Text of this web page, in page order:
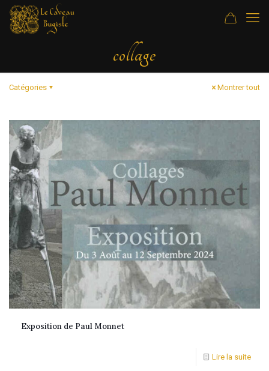
collage
Catégories Montrer tout
Exposition de Paul Monnet
Lire la suite